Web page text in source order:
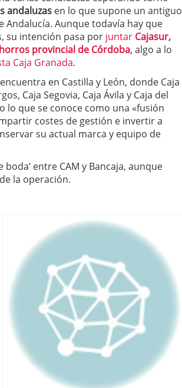
andaluzas en lo que supone un antiguo
Andalucía. Aunque todavía hay que
su intención pasa por juntar Cajasur,
provincial de Córdoba, algo a lo
Caja Granada.
en Castilla y León, donde Caja
Caja Segovia, Caja Ávila y Caja del
lo que se conoce como una «fusión
costes de gestión e invertir a
su actual marca y equipo de
entre CAM y Bancaja, aunque
la operación.